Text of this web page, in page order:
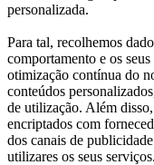
personalizada.
Para tal, recolhemos
comportamento e os
otimização contínua do
conteúdos
de utilização. Além
encriptados com
dos canais de
utilizares os seus serviços.